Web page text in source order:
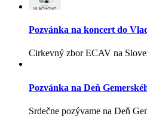
Pozvánka na koncert do
Cirkevný zbor ECAV na
Pozvánka na Deň
Srdečne pozývame na Deň